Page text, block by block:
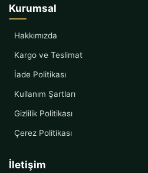
Kurumsal
Hakkımızda
Kargo ve Teslimat
İade Politikası
Kullanım Şartları
Gizlilik Politikası
Çerez Politikası
İletişim